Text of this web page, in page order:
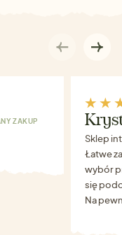
ZAKUP
Sklep
Łatwe
wybór
się
Na